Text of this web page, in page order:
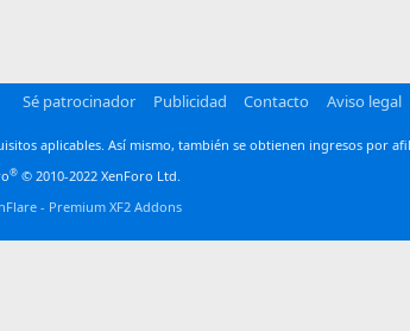
Sé patrocinador Publicidad Contacto Aviso legal
aplicables. Así mismo, también se obtienen ingresos por
® © 2010-2022 XenForo Ltd.
- Premium XF2 Addons